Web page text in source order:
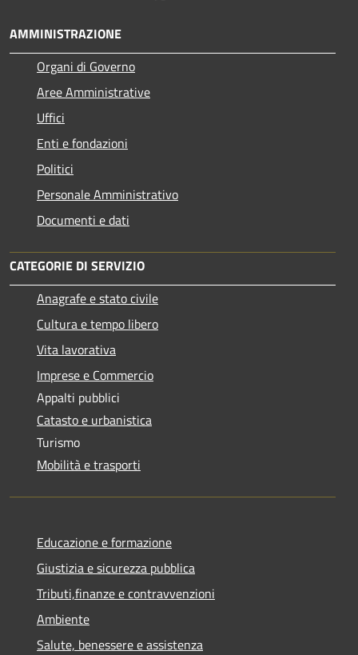
AMMINISTRAZIONE
Organi di Governo
Aree Amministrative
Uffici
Enti e fondazioni
Politici
Personale Amministrativo
Documenti e dati
CATEGORIE DI SERVIZIO
Anagrafe e stato civile
Cultura e tempo libero
Vita lavorativa
Imprese e Commercio
Appalti pubblici
Catasto e urbanistica
Turismo
Mobilità e trasporti
Educazione e formazione
Giustizia e sicurezza pubblica
Tributi,finanze e contravvenzioni
Ambiente
Salute, benessere e assistenza